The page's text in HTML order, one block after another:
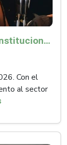
ICA Risaralda acercó su oferta institucional a productores y emprendedores en Expocamello
Con el
al sector